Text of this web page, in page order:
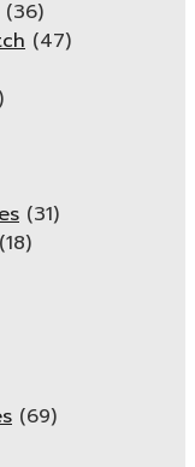
(36)
(47)
(31)
(18)
(69)